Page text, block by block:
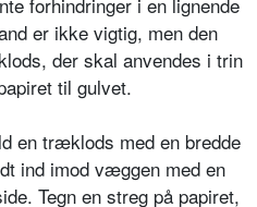
er ikke vigtig, men den
der skal anvendes i trin
til gulvet.
en træklods med en bredde
ind imod væggen med en
Tegn en streg på papiret,